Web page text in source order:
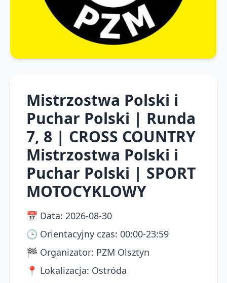
Mistrzostwa Polski i
Puchar Polski | Runda
7, 8 | CROSS COUNTRY
Mistrzostwa Polski i
Puchar Polski | SPORT
MOTOCYKLOWY
📅 Data: 2026-08-30
🕒 Orientacyjny czas: 00:00-23:59
🏁 Organizator: PZM Olsztyn
📍 Lokalizacja: Ostróda